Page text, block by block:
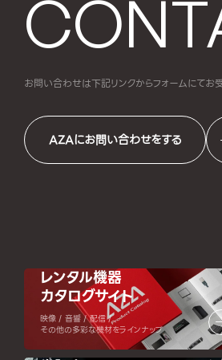
お問い合わせは下記リンクからフォームにてお
AZAにお問い合わせをする
レンタル機器
カタログサイト
映像 / 音響 / 配信 /
その他の多彩な機材をラインナップ